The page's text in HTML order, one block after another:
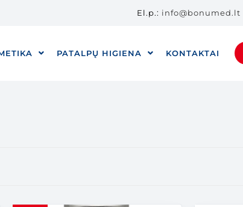
El.p.: info@bonumed.lt
PATALPŲ HIGIENA KONTAKTAI